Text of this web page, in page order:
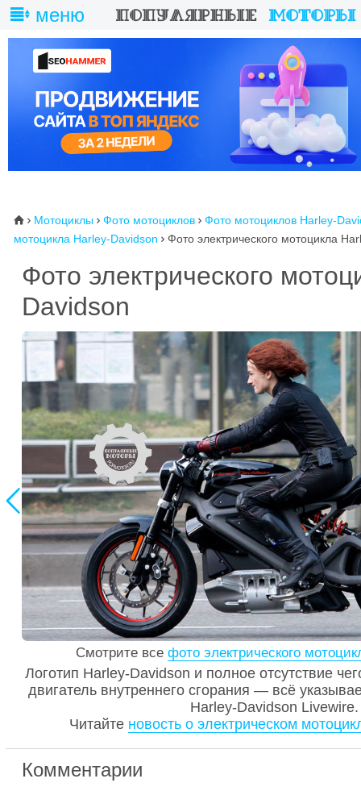
меню
⌂  Мотоциклы  Фото мотоциклов  Фото мотоциклов Harley-
мотоцикла Harley-Davidson  Фото электрического мотоцикла
Фото электрического
Davidson

Смотрите все фото электрического
Логотип Harley-Davidson и полное отсутствие
двигатель внутреннего сгорания — всё
Harley-Davidson Livewire.
Читайте новость о электрическом
Комментарии